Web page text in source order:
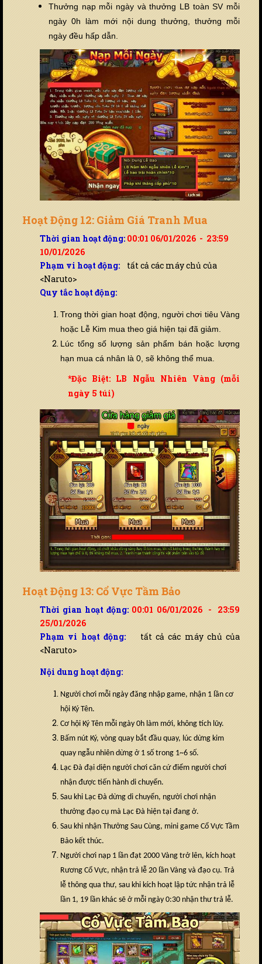
Thưởng nạp mỗi ngày và thưởng LB toàn SV mỗi
ngày 0h làm mới nội dung thưởng, thưởng mỗi
ngày đều hấp dẫn.
Hoạt Động 12: Giảm Giá Tranh Mua
Thời gian hoạt động: 00:01 06/01/2026 - 23:59
10/01/2026
Phạm vi hoạt động: tất cả các máy chủ của
<Naruto>
Quy tắc hoạt động:
Trong thời gian hoạt động, người chơi tiêu Vàng
hoặc Lễ Kim mua theo giá hiện tại đã giảm.
Lúc tổng số lượng sản phẩm bán hoặc lượng
hạn mua cá nhân là 0, sẽ không thể mua.
*Đặc Biệt: LB Ngẫu Nhiên Vàng (mỗi
ngày 5 túi)
Hoạt Động 13: Cổ Vực Tầm Bảo
Thời gian hoạt động: 00:01 06/01/2026 - 23:59
25/01/2026
Phạm vi hoạt động: tất cả các máy chủ của
<Naruto>
Nội dung hoạt động:
Người chơi mỗi ngày đăng nhập game, nhận 1 lần cơ
hội Ký Tên.
Cơ hội Ký Tên mỗi ngày 0h làm mới, không tích lũy.
Bấm nút Ký, vòng quay bắt đầu quay, lúc dừng kim
quay ngẫu nhiên dừng ở 1 số trong 1~6 số.
Lạc Đà đại diện người chơi căn cứ điểm người chơi
nhận được tiến hành di chuyển.
Sau khi Lạc Đà dừng di chuyển, người chơi nhận
thưởng đạo cụ mà Lạc Đà hiện tại đang ở.
Sau khi nhận Thưởng Sau Cùng, mini game Cổ Vực Tầm
Bảo kết thúc.
Người chơi nạp 1 lần đạt 2000 Vàng trở lên, kích hoạt
Rương Cổ Vực, nhận trả lễ 20 lần Vàng và đạo cụ. Trả
lễ thông qua thư, sau khi kích hoạt lập tức nhận trả lễ
lần 1, 19 lần khác sẽ ở mỗi ngày 0:30 nhận thư trả lễ.